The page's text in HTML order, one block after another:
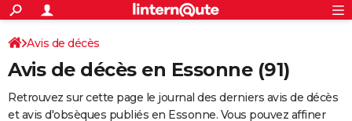
ACTUALITÉS
Politique
Société
Faits Divers
Education
Monde
Villes
+
SPORT
Coupe du monde 2026
Football
Tennis
Cyclisme
Rugby
Forum
Programme TV
TNT
Streaming
Cinéma
Sorties cinéma
Musique
+
FINANCE
Avis de décès
Avis de décès en Essonne (91)
Retrouvez sur cette page le journal des derniers avis de décès
et avis d'obsèques publiés en Essonne. Vous pouvez affiner